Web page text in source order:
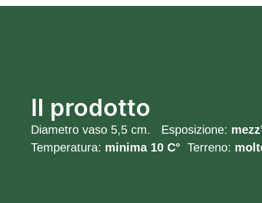
Il prodotto
Diametro vaso 5,5 cm. Esposizione:
Temperatura: minima 10 C° Terreno: